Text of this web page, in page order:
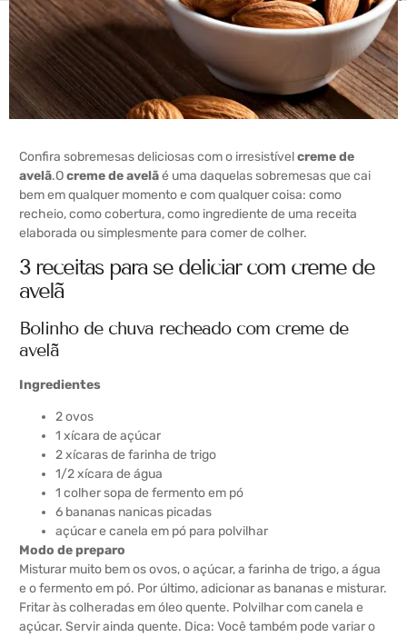
Confira sobremesas deliciosas com o irresistívelcreme de
avelã.Ocreme de avelãé uma daquelas sobremesas que cai
bem em qualquer momento e com qualquer coisa: como
recheio, como cobertura, como ingrediente de uma receita
elaborada ou simplesmente para comer de colher.
3 receitas para se deliciar com creme de
avelã
Bolinho de chuva recheado com creme de
avelã
Ingredientes
2 ovos
1 xícara de açúcar
2 xícaras de farinha de trigo
1/2 xícara de água
1 colher sopa de fermento em pó
6 bananas nanicas picadas
açúcar e canela em pó para polvilhar
Modo de preparo
Misturar muito bem os ovos, o açúcar, a farinha de trigo, a água
e o fermento em pó. Por último, adicionar as bananas e misturar.
Fritar às colheradas em óleo quente. Polvilhar com canela e
açúcar. Servir ainda quente. Dica: Você também pode variar o